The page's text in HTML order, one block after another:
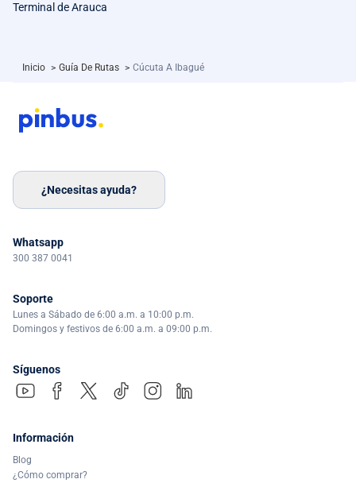
Terminal de Arauca
Inicio > Guía De Rutas > Cúcuta A Ibagué
¿Necesitas ayuda?
Whatsapp
300 387 0041
Soporte
Lunes a Sábado de 6:00 a.m. a 10:00 p.m.
Domingos y festivos de 6:00 a.m. a 09:00 p.m.
Síguenos
Información
Blog
¿Cómo comprar?